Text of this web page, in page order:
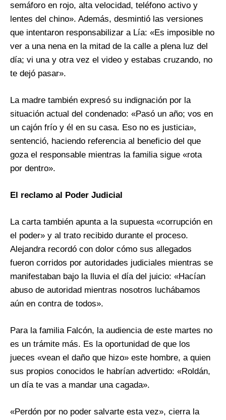
semáforo en rojo, alta velocidad, teléfono activo y
lentes del chino». Además, desmintió las versiones
que intentaron responsabilizar a Lía: «Es imposible no
ver a una nena en la mitad de la calle a plena luz del
día; vi una y otra vez el video y estabas cruzando, no
te dejó pasar».
La madre también expresó su indignación por la
situación actual del condenado: «Pasó un año; vos en
un cajón frío y él en su casa. Eso no es justicia»,
sentenció, haciendo referencia al beneficio del que
goza el responsable mientras la familia sigue «rota
por dentro».
El reclamo al Poder Judicial
La carta también apunta a la supuesta «corrupción en
el poder» y al trato recibido durante el proceso.
Alejandra recordó con dolor cómo sus allegados
fueron corridos por autoridades judiciales mientras se
manifestaban bajo la lluvia el día del juicio: «Hacían
abuso de autoridad mientras nosotros luchábamos
aún en contra de todos».
Para la familia Falcón, la audiencia de este martes no
es un trámite más. Es la oportunidad de que los
jueces «vean el daño que hizo» este hombre, a quien
sus propios conocidos le habrían advertido: «Roldán,
un día te vas a mandar una cagada».
«Perdón por no poder salvarte esta vez», cierra la